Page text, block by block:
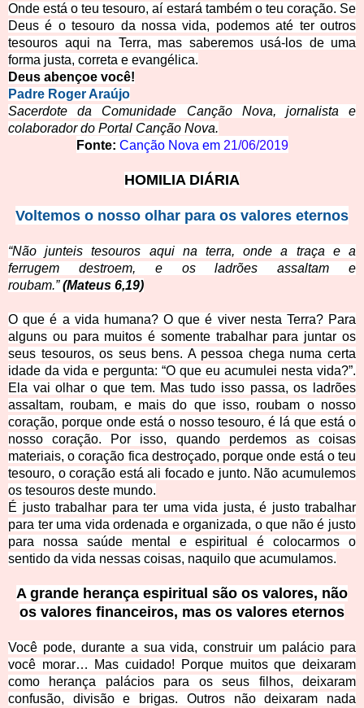
Onde está o teu tesouro, aí estará também o teu coração. Se
Deus é o tesouro da nossa vida, podemos até ter outros
tesouros aqui na Terra, mas saberemos usá-los de uma
forma justa, correta e evangélica.
Deus abençoe você!
Padre Roger Araújo
Sacerdote da Comunidade Canção Nova, jornalista e
colaborador do Portal Canção Nova.
Fonte: Canção Nova em 21/06/2019
HOMILIA DIÁRIA
Voltemos o nosso olhar para os valores eternos
“Não junteis tesouros aqui na terra, onde a traça e a
ferrugem destroem, e os ladrões assaltam e
roubam.”(Mateus 6,19)
O que é a vida humana? O que é viver nesta Terra? Para
alguns ou para muitos é somente trabalhar para juntar os
seus tesouros, os seus bens. A pessoa chega numa certa
idade da vida e pergunta: “O que eu acumulei nesta vida?”.
Ela vai olhar o que tem. Mas tudo isso passa, os ladrões
assaltam, roubam, e mais do que isso, roubam o nosso
coração, porque onde está o nosso tesouro, é lá que está o
nosso coração. Por isso, quando perdemos as coisas
materiais, o coração fica destroçado, porque onde está o teu
tesouro, o coração está ali focado e junto. Não acumulemos
os tesouros deste mundo.
É justo trabalhar para ter uma vida justa, é justo trabalhar
para ter uma vida ordenada e organizada, o que não é justo
para nossa saúde mental e espiritual é colocarmos o
sentido da vida nessas coisas, naquilo que acumulamos.
A grande herança espiritual são os valores, não
os valores financeiros, mas os valores eternos
Você pode, durante a sua vida, construir um palácio para
você morar… Mas cuidado! Porque muitos que deixaram
como herança palácios para os seus filhos, deixaram
confusão, divisão e brigas. Outros não deixaram nada